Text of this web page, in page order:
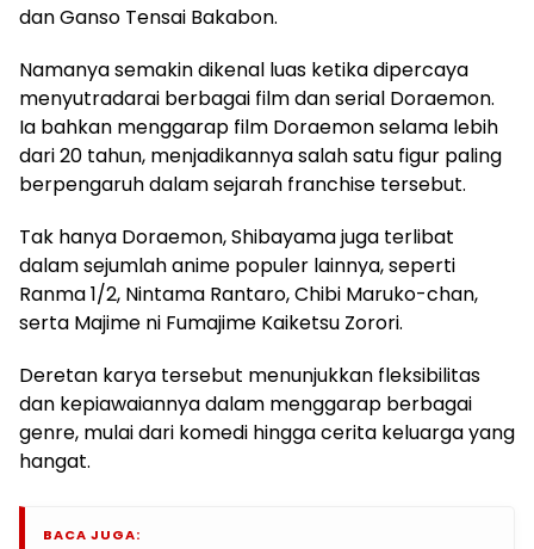
dan Ganso Tensai Bakabon.
Namanya semakin dikenal luas ketika dipercaya
menyutradarai berbagai film dan serial Doraemon.
Ia bahkan menggarap film Doraemon selama lebih
dari 20 tahun, menjadikannya salah satu figur paling
berpengaruh dalam sejarah franchise tersebut.
Tak hanya Doraemon, Shibayama juga terlibat
dalam sejumlah anime populer lainnya, seperti
Ranma 1/2, Nintama Rantaro, Chibi Maruko-chan,
serta Majime ni Fumajime Kaiketsu Zorori.
Deretan karya tersebut menunjukkan fleksibilitas
dan kepiawaiannya dalam menggarap berbagai
genre, mulai dari komedi hingga cerita keluarga yang
hangat.
BACA JUGA: